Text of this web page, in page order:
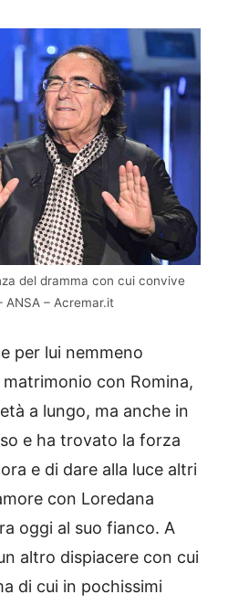
del dramma con cui convive
ANSA – Acremar.it
per lui nemmeno
con Romina,
a lungo, ma anche in
e ha trovato la forza
e di dare alla luce altri
con Loredana
oggi al suo fianco. A
altro dispiacere con cui
di cui in pochissimi